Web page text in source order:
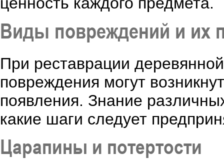
Виды повреждений и их
При реставрации
повреждения могут
появления. Знание
какие шаги следует
Царапины и потертости